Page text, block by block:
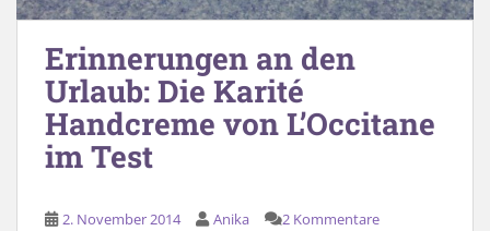
Erinnerungen an den
Urlaub: Die Karité
Handcreme von L’Occitane
im Test
2. November 2014 Anika 2 Kommentare